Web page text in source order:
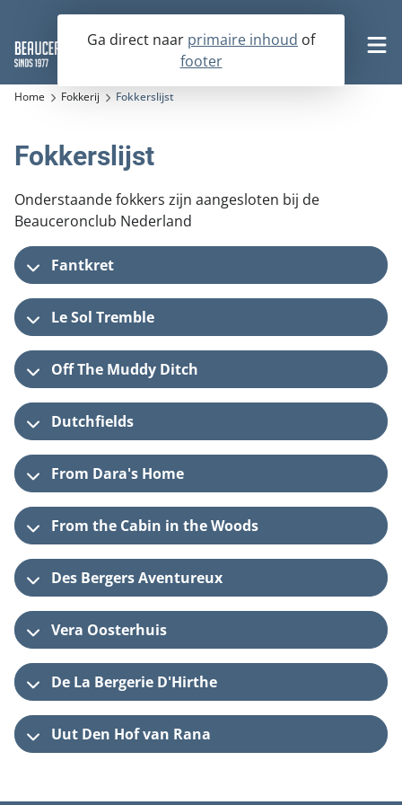
Ga direct naar primaire inhoud of
footer
Rasstandaard
Boek de beauceron
Op zoek naar een volwassen hond
Fokkerslijst
Verenigingsfokreglement
Gedragstests
Inventarisatie fokkerij
Database
Agenda
Nesten- en Jongenhondendagen
Kampioenschapsclubmatches
Over ons
Bestuur en commissies
Lid worden
Huishoudelijk reglement
Handige links
KCM 2026
Contact
Home Fokkerij Fokkerslijst
Fokkerslijst
Onderstaande fokkers zijn aangesloten bij de
Beauceronclub Nederland
Fantkret
Le Sol Tremble
Off The Muddy Ditch
Dutchfields
From Dara's Home
From the Cabin in the Woods
Des Bergers Aventureux
Vera Oosterhuis
De La Bergerie D'Hirthe
Uut Den Hof van Rana